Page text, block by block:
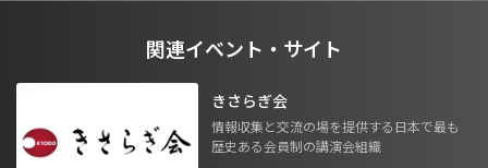
関連イベント・サイト
きさらぎ会
情報収集と交流の場を提供する日本で最も
歴史ある会員制の講演会組織